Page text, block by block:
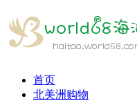
首页
北美洲购物